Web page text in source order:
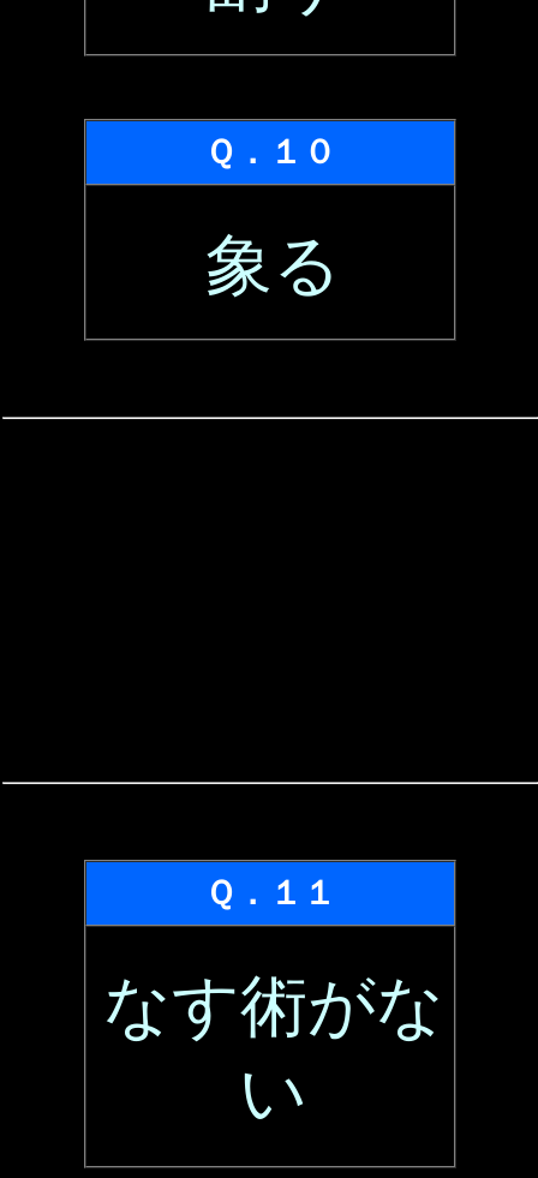
Ｑ．１０
象る
Ｑ．１１
なす術がな
い